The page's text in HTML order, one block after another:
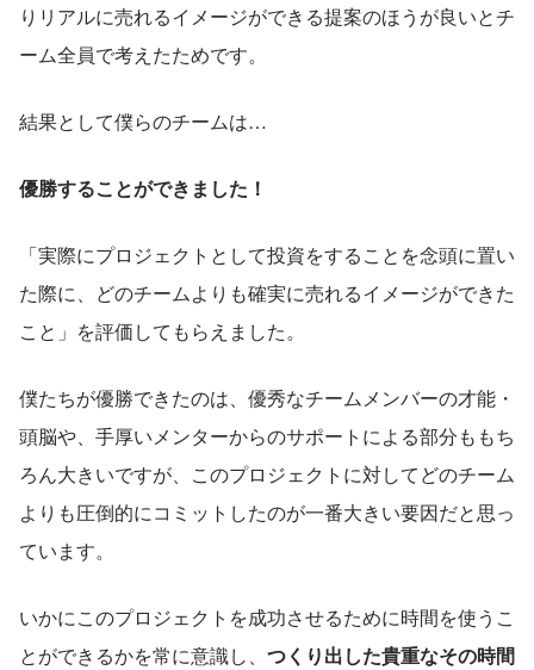
りリアルに売れるイメージができる提案のほうが良いとチ
ーム全員で考えたためです。
結果として僕らのチームは…
優勝することができました！
「実際にプロジェクトとして投資をすることを念頭に置い
た際に、どのチームよりも確実に売れるイメージができた
こと」を評価してもらえました。
僕たちが優勝できたのは、優秀なチームメンバーの才能・
頭脳や、手厚いメンターからのサポートによる部分ももち
ろん大きいですが、このプロジェクトに対してどのチーム
よりも圧倒的にコミットしたのが一番大きい要因だと思っ
ています。
いかにこのプロジェクトを成功させるために時間を使うこ
とができるかを常に意識し、 つくり出した貴重なその時間